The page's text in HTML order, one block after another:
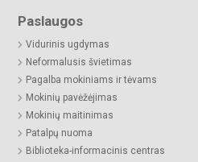
Paslaugos
Vidurinis ugdymas
Neformalusis švietimas
Pagalba mokiniams ir tėvams
Mokinių pavėžėjimas
Mokinių maitinimas
Patalpų nuoma
Biblioteka-informacinis centras